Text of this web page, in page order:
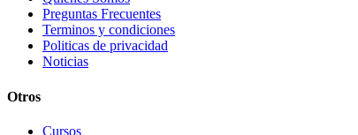
Preguntas Frecuentes
Terminos y condiciones
Politicas de privacidad
Noticias
Otros
Cursos